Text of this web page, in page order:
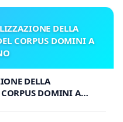
DELLA
CORPUS DOMINI A
DELLA
CORPUS DOMINI A